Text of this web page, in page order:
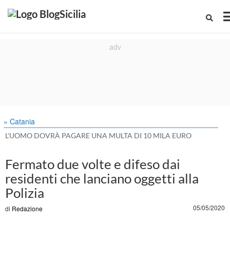
» Catania
L'UOMO DOVRÀ PAGARE UNA MULTA DI 10 MILA EURO
Fermato due volte e difeso dai
residenti che lanciano oggetti alla
Polizia
di Redazione 05/05/2020